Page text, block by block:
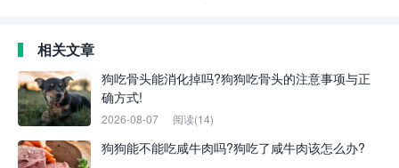
相关文章
狗吃骨头能消化掉吗?狗狗吃骨头的注意事项与正
确方式!
2026-08-07 阅读(14)
狗狗能不能吃咸牛肉吗?狗吃了咸牛肉该怎么办?